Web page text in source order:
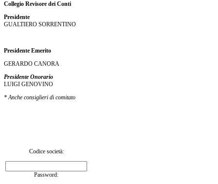
Collegio Revisore dei Conti
Presidente
GUALTIERO SORRENTINO
Presidente Emerito
GERARDO CANORA
Presidente Onorario
LUIGI GENOVINO
* Anche consiglieri di comitato
Codice società:
Password: